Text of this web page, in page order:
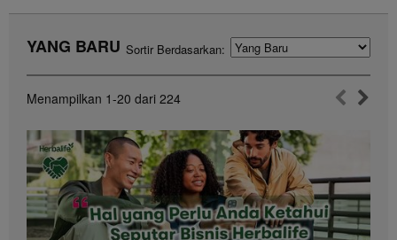
YANG BARU Sortir Berdasarkan:
Menampilkan 1-20 dari 224